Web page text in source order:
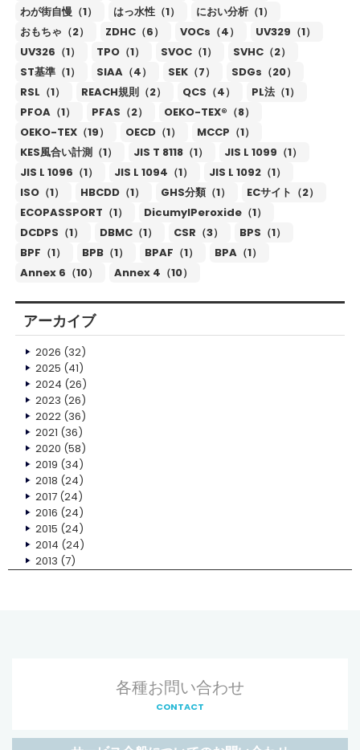
わが街自慢（1）
はっ水性（1）
におい分析（1）
おもちゃ（2）
ZDHC（6） VOCs（4）
UV329（1）
UV326（1）
TPO（1） SVOC（1）
SVHC（2）
ST基準（1）
SIAA（4） SEK（7）
SDGs（20）
RSL（1）
REACH規則（2） QCS（4）
PL法（1）
PFOA（1）
PFAS（2）
OEKO-TEX®（8）
OEKO-TEX（19）
OECD（1）
MCCP（1）
KES風合い計測（1）
JIS T 8118（1）
JIS L 1099（1）
JIS L 1096（1）
JIS L 1094（1）
JIS L 1092（1）
ISO（1）
HBCDD（1） GHS分類（1）
ECサイト（2）
ECOPASSPORT（1）
DicumylPeroxide（1）
DCDPS（1）
DBMC（1） CSR（3）
BPS（1）
BPF（1）
BPB（1） BPAF（1）
BPA（1）
Annex 6（10）
Annex 4（10）
アーカイブ
2026 (32)
2025 (41)
2024 (26)
2023 (26)
2022(36)
2021 (36)
2020 (58)
2019 (34)
2018 (24)
2017(24)
2016 (24)
2015 (24)
2014 (24)
2013 (7)
各種お問い合わせ
CONTACT